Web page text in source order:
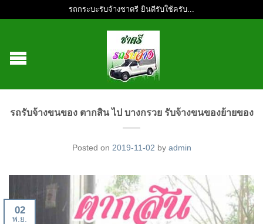
รถกระบะรับจ้างชาตรี ยินดีรับใช้ครับ...
รถรับจ้างขนของ ตากสิน ไป บางกรวย รับจ้างขนของย้ายของ
Posted on 2019-11-02 by admin
02
พ.ย.